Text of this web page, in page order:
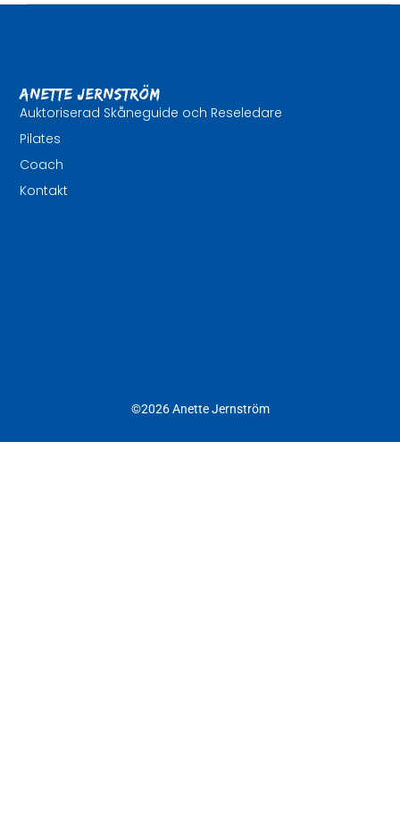
Anette Jernström
Auktoriserad Skåneguide och Reseledare
Pilates
Coach
Kontakt
©2026 Anette Jernström